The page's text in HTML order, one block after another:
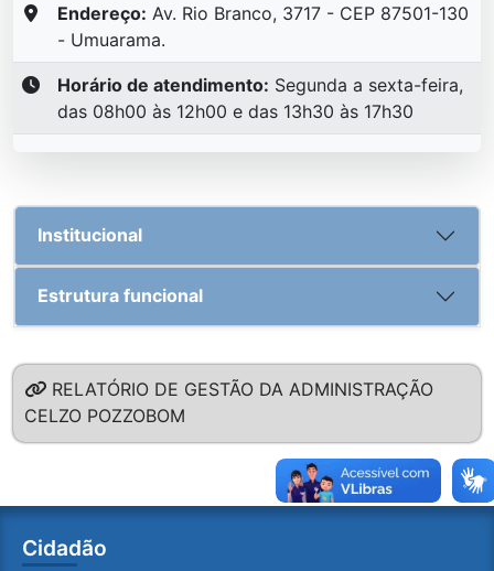
Endereço: Av. Rio Branco, 3717 - CEP 87501-130
- Umuarama.
Horário de atendimento: Segunda a sexta-feira,
das 08h00 às 12h00 e das 13h30 às 17h30
Institucional
Estrutura funcional
RELATÓRIO DE GESTÃO DA ADMINISTRAÇÃO
CELZO POZZOBOM
Cidadão